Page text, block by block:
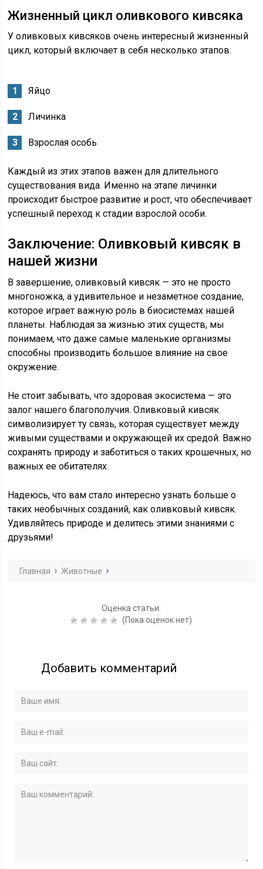
Жизненный цикл оливкового кивсяка
У оливковых кивсяков очень интересный жизненный
цикл, который включает в себя несколько этапов:
Яйцо
Личинка
Взрослая особь
Каждый из этих этапов важен для длительного
существования вида. Именно на этапе личинки
происходит быстрое развитие и рост, что обеспечивает
успешный переход к стадии взрослой особи.
Заключение: Оливковый кивсяк в
нашей жизни
В завершение, оливковый кивсяк — это не просто
многоножка, а удивительное и незаметное создание,
которое играет важную роль в биосистемах нашей
планеты. Наблюдая за жизнью этих существ, мы
понимаем, что даже самые маленькие организмы
способны производить большое влияние на свое
окружение.
Не стоит забывать, что здоровая экосистема — это
залог нашего благополучия. Оливковый кивсяк
символизирует ту связь, которая существует между
живыми существами и окружающей их средой. Важно
сохранять природу и заботиться о таких крошечных, но
важных ее обитателях.
Надеюсь, что вам стало интересно узнать больше о
таких необычных созданий, как оливковый кивсяк.
Удивляйтесь природе и делитесь этими знаниями с
друзьями!
Главная Животные
Оценка статьи:
(Пока оценок нет)
Добавить комментарий